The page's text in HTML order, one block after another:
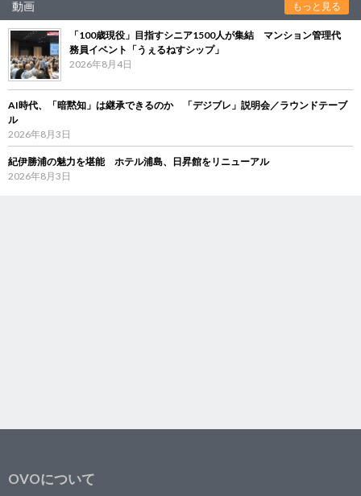
動画 もっと見る
「100歳現役」目指すシニア1500人が集結 マンション管理代
務員イベント「うぇるねすシップ」
2026年8月4日
AI時代、「暗黙知」は継承できるのか 「デジブレ」説明会／ラウンドテーブ
ル
2026年8月3日
紀伊勝浦の魅力を堪能 ホテル浦島、日昇館をリニューアル
2026年8月3日
OVOについて